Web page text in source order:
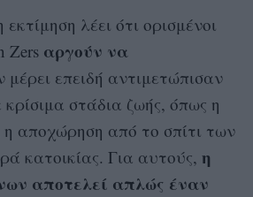
λέει ότι ορισμένοι
Zers αργούν να
μέρει επειδή αντιμετώπισαν
κρίσιμα στάδια ζωής, όπως η
η αποχώρηση από το σπίτι των
κατοικίας. Για αυτούς, η
αποτελεί απλώς έναν